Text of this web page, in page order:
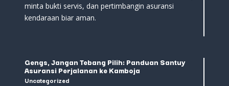
minta bukti servis, dan pertimbangin asuransi
kendaraan biar aman.
Gengs, Jangan Tebang Pilih: Panduan Santuy
Asuransi Perjalanan ke Kamboja
Uncategorized